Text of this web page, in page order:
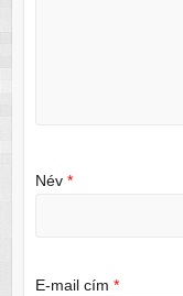
Név *
E-mail cím *